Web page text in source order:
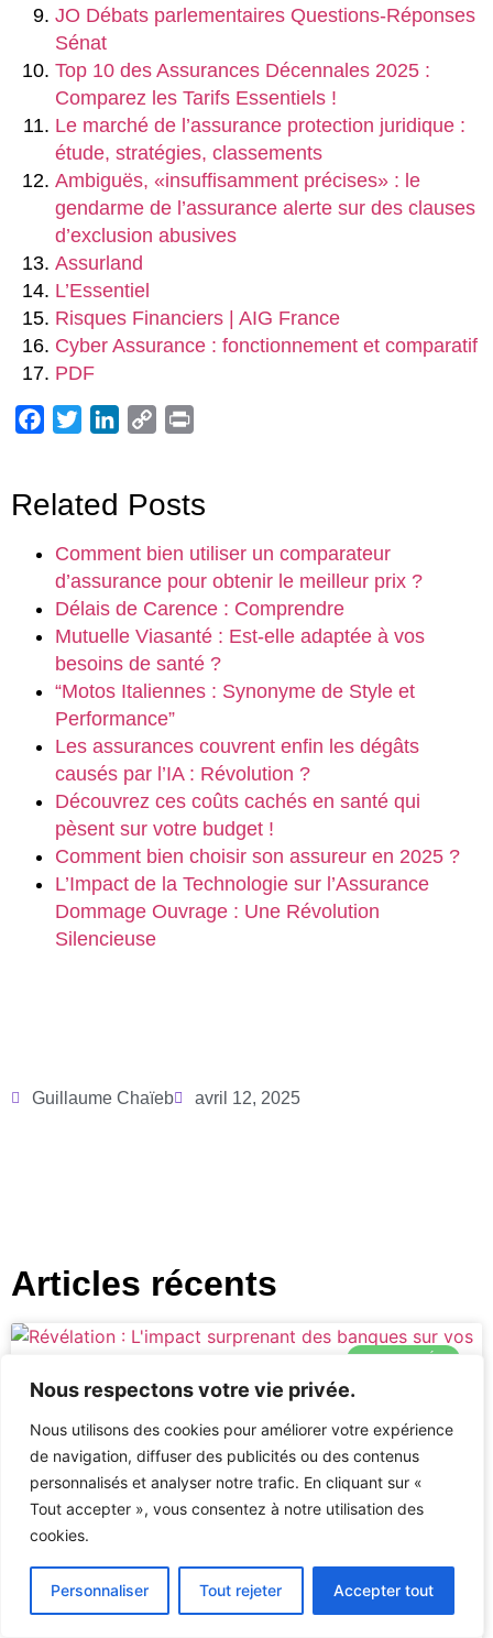
Nous respectons votre vie privée.
Nous utilisons des cookies pour améliorer votre expérience
de navigation, diffuser des publicités ou des contenus
personnalisés et analyser notre trafic. En cliquant sur «
Tout accepter », vous consentez à notre utilisation des
cookies.
Personnaliser Tout rejeter Accepter tout
JO Débats parlementaires Questions-Réponses
Sénat
Top 10 des Assurances Décennales 2025 :
Comparez les Tarifs Essentiels !
Le marché de l’assurance protection juridique :
étude, stratégies, classements
Ambiguës, «insuffisamment précises» : le
gendarme de l’assurance alerte sur des clauses
d’exclusion abusives
Assurland
L’Essentiel
Risques Financiers | AIG France
Cyber Assurance : fonctionnement et comparatif
PDF
Facebook
TwitterLinkedIn
Copy
Related Posts
Comment bien utiliser un comparateur
d’assurance pour obtenir le meilleur prix ?
Délais de Carence : Comprendre
Mutuelle Viasanté : Est-elle adaptée à vos
besoins de santé ?
“Motos Italiennes : Synonyme de Style et
Performance”
Les assurances couvrent enfin les dégâts
causés par l’IA : Révolution ?
Découvrez ces coûts cachés en santé qui
pèsent sur votre budget !
Comment bien choisir son assureur en 2025 ?
L’Impact de la Technologie sur l’Assurance
Dommage Ouvrage : Une Révolution
Silencieuse
Guillaume Chaïeb avril 12, 2025
Articles récents
ACTUALITÉS